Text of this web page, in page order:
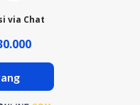
via Chat